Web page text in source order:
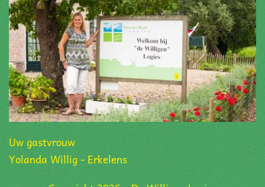
Uw gastvrouw
Yolanda Willig - Erkelens